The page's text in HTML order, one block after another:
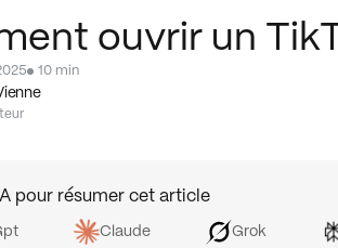
ouvrir un
10 min
pour résumer cet article
Claude Grok